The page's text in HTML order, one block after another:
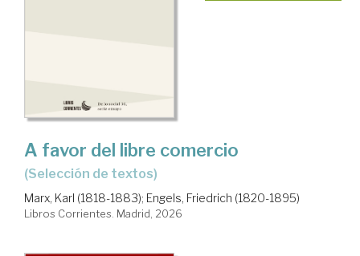
A favor del libre comercio
(Selección de textos)
Marx, Karl (1818-1883); Engels, Friedrich (1820-1895)
Libros Corrientes. Madrid, 2026